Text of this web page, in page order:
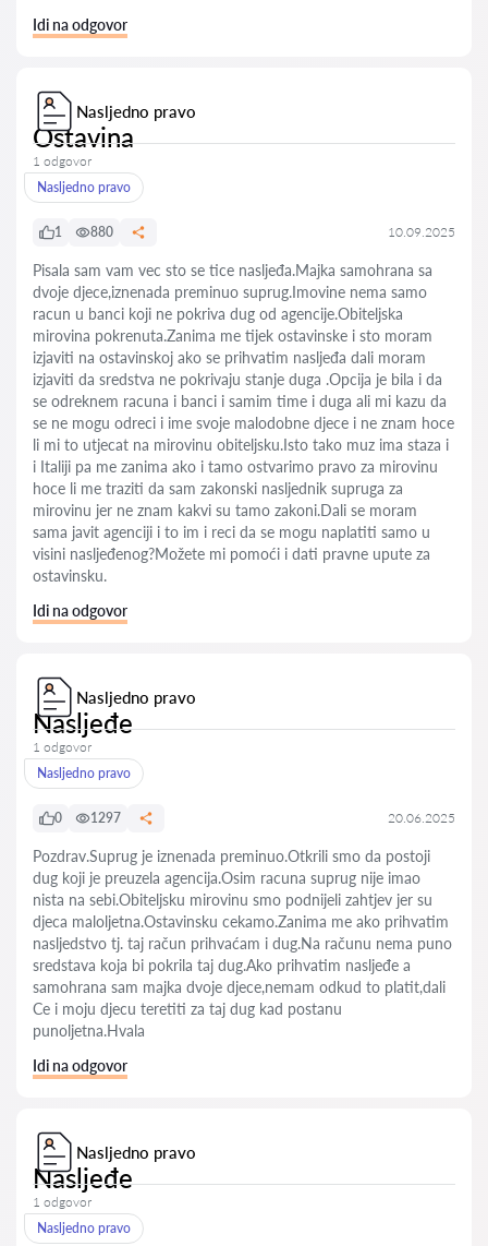
Idi na odgovor
Nasljedno pravo
Ostavina
1 odgovor
Nasljedno pravo
1 880 10.09.2025
Pisala sam vam vec sto se tice nasljeđa.Majka samohrana sa
dvoje djece,iznenada preminuo suprug.Imovine nema samo
racun u banci koji ne pokriva dug od agencije.Obiteljska
mirovina pokrenuta.Zanima me tijek ostavinske i sto moram
izjaviti na ostavinskoj ako se prihvatim nasljeđa dali moram
izjaviti da sredstva ne pokrivaju stanje duga .Opcija je bila i da
se odreknem racuna i banci i samim time i duga ali mi kazu da
se ne mogu odreci i ime svoje malodobne djece i ne znam hoce
li mi to utjecat na mirovinu obiteljsku.Isto tako muz ima staza i
i Italiji pa me zanima ako i tamo ostvarimo pravo za mirovinu
hoce li me traziti da sam zakonski nasljednik supruga za
mirovinu jer ne znam kakvi su tamo zakoni.Dali se moram
sama javit agenciji i to im i reci da se mogu naplatiti samo u
visini nasljeđenog?Možete mi pomoći i dati pravne upute za
ostavinsku.
Idi na odgovor
Nasljedno pravo
Nasljeđe
1 odgovor
Nasljedno pravo
0 1297 20.06.2025
Pozdrav.Suprug je iznenada preminuo.Otkrili smo da postoji
dug koji je preuzela agencija.Osim racuna suprug nije imao
nista na sebi.Obiteljsku mirovinu smo podnijeli zahtjev jer su
djeca maloljetna.Ostavinsku cekamo.Zanima me ako prihvatim
nasljedstvo tj. taj račun prihvaćam i dug.Na računu nema puno
sredstava koja bi pokrila taj dug.Ako prihvatim nasljeđe a
samohrana sam majka dvoje djece,nemam odkud to platit,dali
Ce i moju djecu teretiti za taj dug kad postanu
punoljetna.Hvala
Idi na odgovor
Nasljedno pravo
Nasljeđe
1 odgovor
Nasljedno pravo